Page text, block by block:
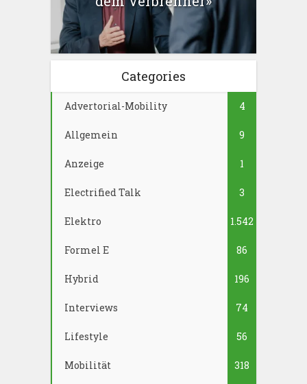
Categories
Advertorial-Mobility 4
Allgemein 9
Anzeige 1
Electrified Talk 3
Elektro 1.542
Formel E 86
Hybrid 196
Interviews 74
Lifestyle 56
Mobilität 318